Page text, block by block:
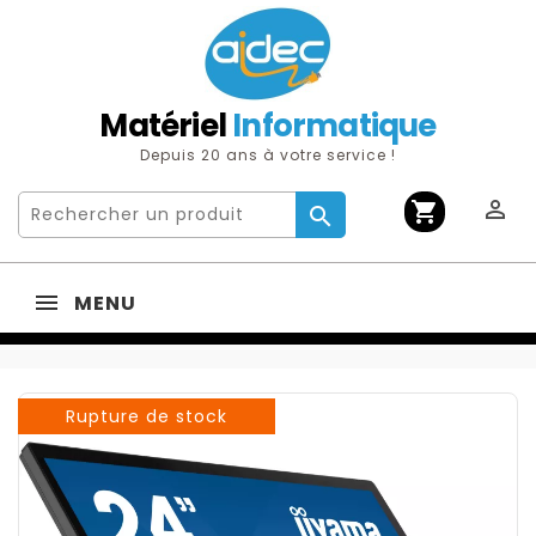
MatérielInformatique
Depuis 20 ans à votre service !
 shopping_cart 
MENU
Rupture de stock